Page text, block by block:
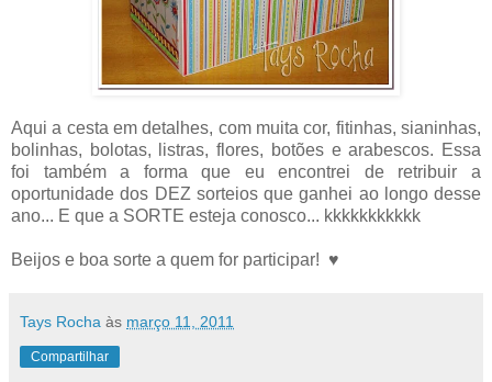
Aqui a cesta em detalhes, com muita cor, fitinhas, sianinhas,
bolinhas, bolotas, listras, flores, botões e arabescos. Essa
foi também a forma que eu encontrei de retribuir a
oportunidade dos DEZ sorteios que ganhei ao longo desse
ano... E que a SORTE esteja conosco... kkkkkkkkkkk
Beijos e boa sorte a quem for participar! ♥
Tays Rocha às março 11, 2011
Compartilhar